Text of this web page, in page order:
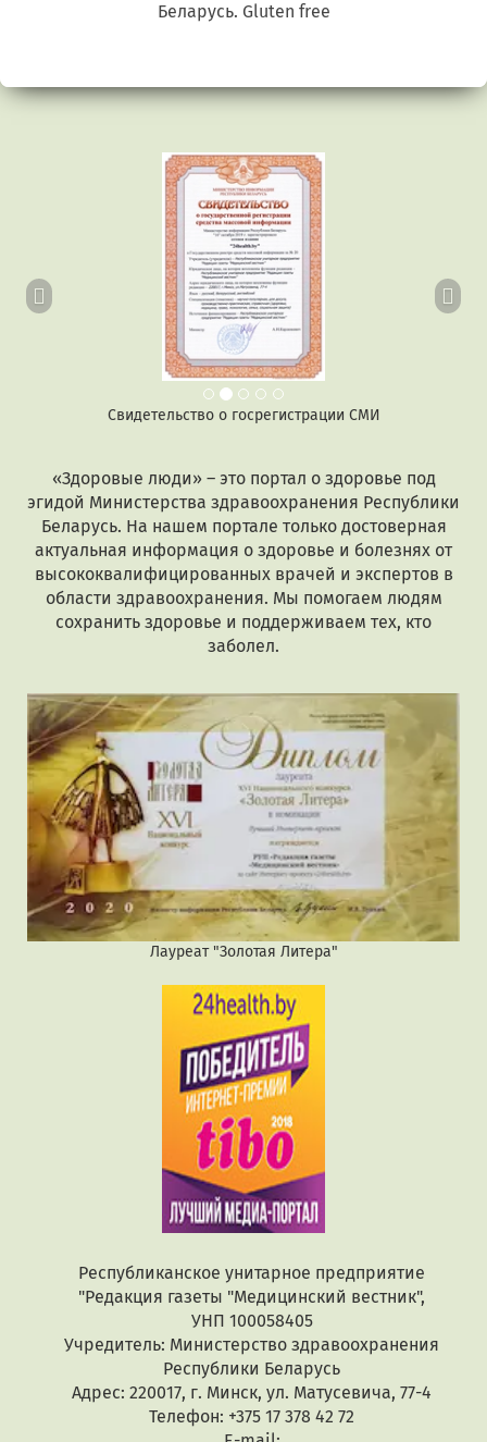
Беларусь. Gluten free
Свидетельство о госрегистрации СМИ
Предыдущий
«Здоровые люди» – это портал о здоровье под
эгидой Министерства здравоохранения Республики
Беларусь. На нашем портале только достоверная
актуальная информация о здоровье и болезнях от
высококвалифицированных врачей и экспертов в
области здравоохранения. Мы помогаем людям
сохранить здоровье и поддерживаем тех, кто
заболел.
Лауреат "Золотая Литера"
Республиканское унитарное предприятие
"Редакция газеты "Медицинский вестник",
УНП 100058405
Учредитель: Министерство здравоохранения
Республики Беларусь
Адрес: 220017, г. Минск, ул. Матусевича, 77-4
Телефон: +375 17 378 42 72